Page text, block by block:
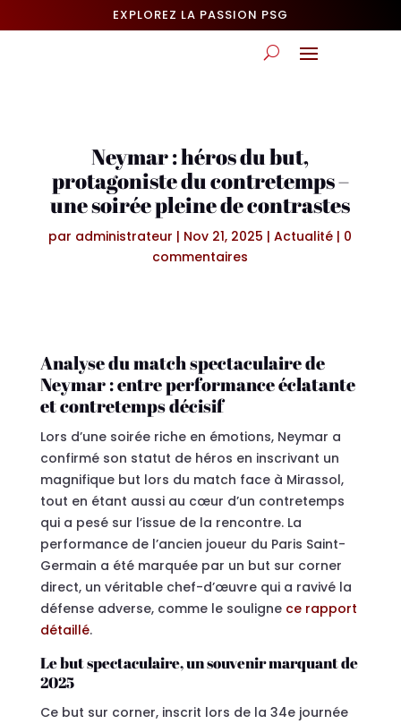
EXPLOREZ LA PASSION PSG
Neymar : héros du but,
protagoniste du contretemps –
une soirée pleine de contrastes
par administrateur | Nov 21, 2025 |Actualité | 0
commentaires
Analyse du match spectaculaire de
Neymar : entre performance éclatante
et contretemps décisif
Lors d’une soirée riche en émotions, Neymar a
confirmé son statut de héros en inscrivant un
magnifique but lors du match face à Mirassol,
tout en étant aussi au cœur d’un contretemps
qui a pesé sur l’issue de la rencontre. La
performance de l’ancien joueur du Paris Saint-
Germain a été marquée par un but sur corner
direct, un véritable chef-d’œuvre qui a ravivé la
défense adverse, comme le souligne ce rapport
détaillé.
Le but spectaculaire, un souvenir marquant de
2025
Ce but sur corner, inscrit lors de la 34e journée